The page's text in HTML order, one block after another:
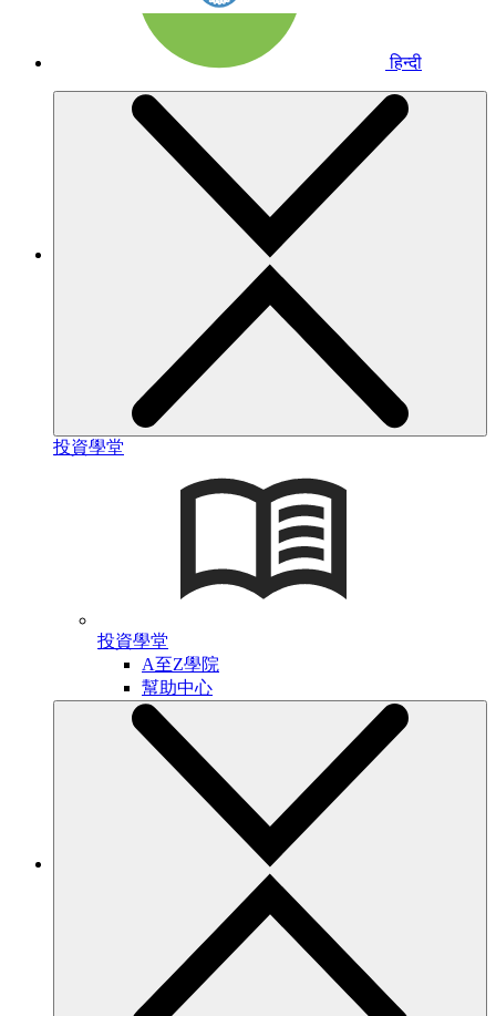
हिन्दी
投資學堂
投資學堂
A至Z學院
幫助中心